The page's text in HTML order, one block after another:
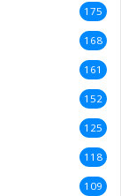
175
168
161
152
125
118
109